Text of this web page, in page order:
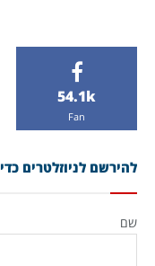
54.1k
Fan
להירשם לניוזלטרים
שם